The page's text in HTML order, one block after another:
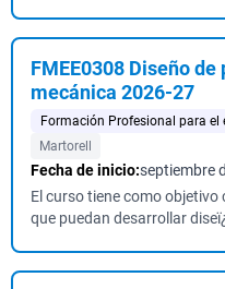
FMEE0308 Diseño
mecánica 2026-27
Formación Profesional para el
Martorell
Fecha de inicio:septiembre
El curso tiene como
que puedan desarrollar